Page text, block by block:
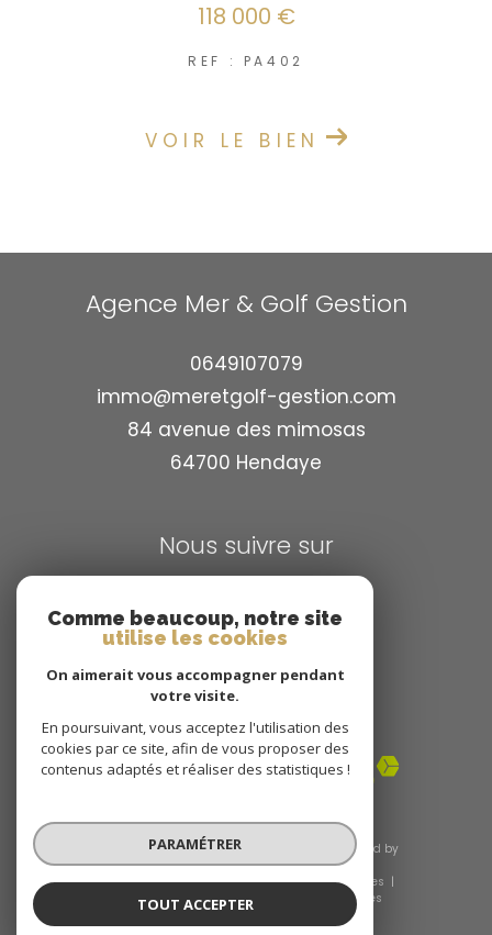
118 000 €
REF : PA402
VOIR LE BIEN
Agence Mer & Golf Gestion
0649107079
immo@meretgolf-gestion.com
84 avenue des mimosas
64700
hendaye
Nous suivre sur
Adhérents
© 2026 | Tous droits réservés | Traduction powered by
Google |
Nos honoraires
Plan du site
Mentions légales
Admin
Nos liens Politique RGPD Cookies
Comme beaucoup, notre site
utilise les cookies
On aimerait vous accompagner pendant
votre visite.
En poursuivant, vous acceptez l'utilisation des
cookies par ce site, afin de vous proposer des
contenus adaptés et réaliser des statistiques !
PARAMÉTRER
TOUT ACCEPTER